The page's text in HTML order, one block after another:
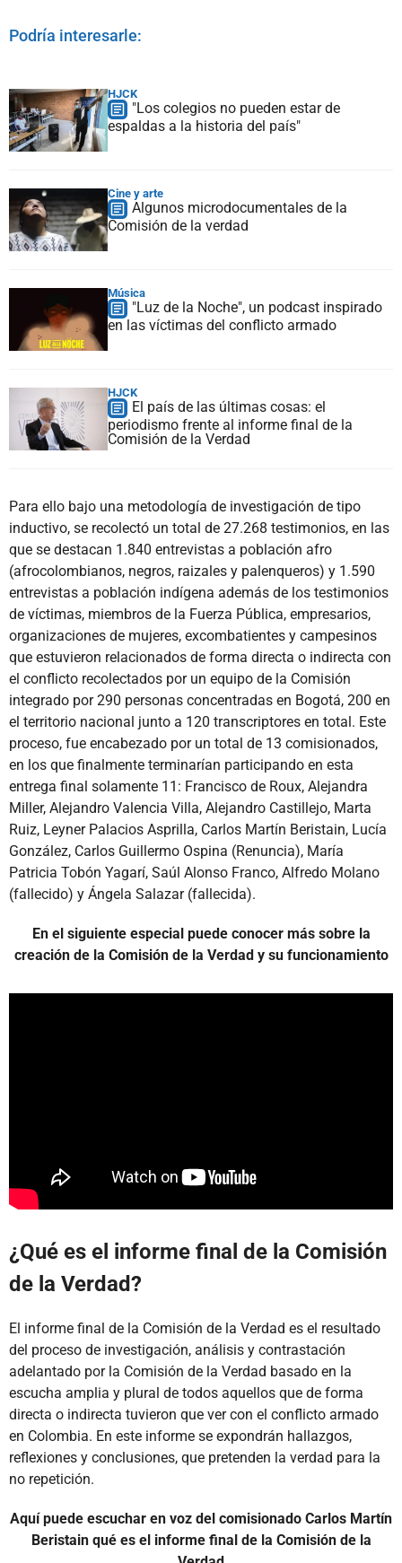
Podría interesarle:
HJCK
"Los colegios no pueden estar de
espaldas a la historia del país"
Cine y arte
Algunos microdocumentales de la
Comisión de la verdad
Música
"Luz de la Noche", un podcast inspirado
en las víctimas del conflicto armado
HJCK
El país de las últimas cosas: el
periodismo frente al informe final de la
Comisión de la Verdad
Para ello bajo una metodología de investigación de tipo
inductivo, se recolectó un total de 27.268 testimonios, en las
que se destacan 1.840 entrevistas a población afro
(afrocolombianos, negros, raizales y palenqueros) y 1.590
entrevistas a población indígena además de los testimonios
de víctimas, miembros de la Fuerza Pública, empresarios,
organizaciones de mujeres, excombatientes y campesinos
que estuvieron relacionados de forma directa o indirecta con
el conflicto recolectados por un equipo de la Comisión
integrado por 290 personas concentradas en Bogotá, 200 en
el territorio nacional junto a 120 transcriptores en total. Este
proceso, fue encabezado por un total de 13 comisionados,
en los que finalmente terminarían participando en esta
entrega final solamente 11: Francisco de Roux, Alejandra
Miller, Alejandro Valencia Villa, Alejandro Castillejo, Marta
Ruiz, Leyner Palacios Asprilla, Carlos Martín Beristain, Lucía
González, Carlos Guillermo Ospina (Renuncia), María
Patricia Tobón Yagarí, Saúl Alonso Franco, Alfredo Molano
(fallecido) y Ángela Salazar (fallecida).
En el siguiente especial puede conocer más sobre la
creación de la Comisión de la Verdad y su funcionamiento
¿Qué es el informe final de la Comisión
de la Verdad?
El informe final de la Comisión de la Verdad es el resultado
del proceso de investigación, análisis y contrastación
adelantado por la Comisión de la Verdad basado en la
escucha amplia y plural de todos aquellos que de forma
directa o indirecta tuvieron que ver con el conflicto armado
en Colombia. En este informe se expondrán hallazgos,
reflexiones y conclusiones, que pretenden la verdad para la
no repetición.
Aquí puede escuchar en voz del comisionado Carlos Martín
Beristain qué es el informe final de la Comisión de la